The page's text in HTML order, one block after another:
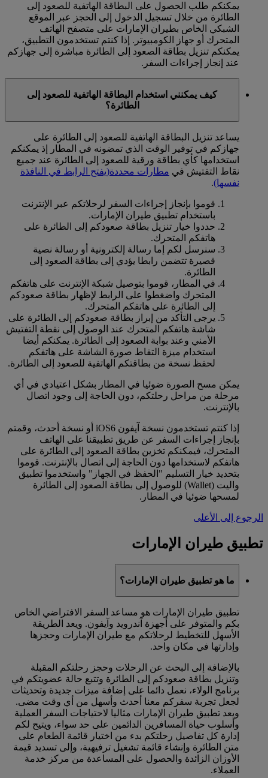
يمكنكم طلب الحصول على البطاقة الهاتفية للصعود إلى
الطائرة من خلال تسجيل الدخول إلى الحجز عبر الموقع
الشبكي الخاص بطيران الإمارات على متصفح الهاتف
المتحرك أو جهاز الكومبيوتر. إذا كنتم تستخدمون التطبيق،
يمكنكم تنزيل بطاقة الصعود إلى الطائرة مباشرة إلى جهازكم
عند إنجاز إجراءات السفر.
كيف يمكنني استخدام البطاقة الهاتفية للصعود إلى
الطائرة؟
يساعد تنزيل البطاقة الهاتفية للصعود إلى الطائرة على
جهازكم في توفير الوقت الذي تمضونه في المطار إذ يمكنكم
استخدامها كأي بطاقة ورقية للصعود إلى الطائرة عند جميع
نقاط التفتيش في مطارات محددة(يفتح الرابط في النافذة
نفسها).
قوموا بإنجاز إجراءات السفر لرحلاتكم عبر الإنترنت
باستخدام تطبيق طيران الإمارات.
حددوا خيار تنزيل بطاقة صعودكم إلى الطائرة على
هاتفكم المتحرك.
سنرسل لكم إما رسالة إلكترونية أو رسالة نصية
قصيرة تتضمن رابطا يؤدي إلى بطاقة الصعود إلى
الطائرة.
في المطار، قوموا بتوصيل شبكة الإنترنت على هاتفكم
المتحرك واضغطوا على الرابط لإظهار بطاقة صعودكم
إلى الطائرة على هاتفكم المتحرك.
يرجى التأكد من إبراز بطاقة صعودكم إلى الطائرة على
شاشة هاتفكم المتحرك عند الوصول إلى نقطة التفتيش
الأمني وعند بوابة الصعود إلى الطائرة. يمكنكم أيضا
استخدام ميزة التقاط صورة الشاشة على هاتفكم
لحفظ نسخة من بطاقتكم الهاتفية للصعود إلى الطائرة.
يمكن مسح الصورة ضوئيا في المطار بشكل اعتيادي في أي
مرحلة من مراحل رحلتكم، دون الحاجة إلى وجود اتصال
بالإنترنت.
إذا كنتم تستخدمون نسخة آيفون iOS6 أو نسخة أحدث، وقمتم
بإنجاز إجراءات السفر عن طريق تطبيقنا على الهاتف
المتحرك، فيمكنكم تخزين بطاقة الصعود إلى الطائرة على
هاتفكم لاستخدامها دون الحاجة إلى اتصال بالإنترنت. قوموا
بتحديد خيار التسليم "الحفظ في الجهاز" واستخدموا تطبيق
واليت (Wallet) للوصول إلى بطاقة الصعود إلى الطائرة
لمسحها ضوئيا في المطار.
الرجوع إلى الأعلى
تطبيق طيران الإمارات
ما هو تطبيق طيران الإمارات؟
تطبيق طيران الإمارات هو مساعد السفر الافتراضي الخاص
بكم والمتوفر على أجهزة آندرويد وآيفون. ويعد الطريقة
الأسهل للتخطيط لرحلاتكم مع طيران الإمارات وحجزها
وإدارتها في مكان واحد.
بالإضافة إلى البحث عن الرحلات وحجز رحلتكم المقبلة
وتنزيل بطاقة صعودكم إلى الطائرة وتتبع حالة عضويتكم في
برنامج الولاء، نعمل دائما على إضافة ميزات جديدة وتحديثات
لجعل تجربة سفركم معنا أحدث وأسهل من أي وقت مضى.
ويعد تطبيق طيران الإمارات مثاليا لاحتياجات السفر العملية
وأسلوب حياة المسافرين الدائمين على حد سواء، ويتيح لكم
إدارة كل تفاصيل رحلتكم بدء من اختيار قائمة الطعام على
متن الطائرة وإنشاء قائمة تشغيل ترفيهية، وإلى تسديد قيمة
الأوزان الزائدة والحصول على المساعدة من مركز خدمة
العملاء.